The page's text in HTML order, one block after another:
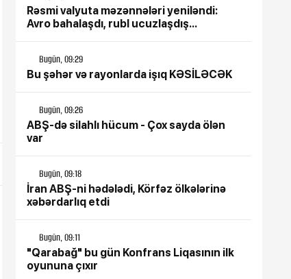
Rəsmi valyuta məzənnələri yeniləndi:
Avro bahalaşdı, rubl ucuzlaşdış...
Bugün, 09:29
Bu şəhər və rayonlarda işıq KƏSİLƏCƏK
Bugün, 09:26
ABŞ-də silahlı hücum - Çox sayda ölən
var
Bugün, 09:18
İran ABŞ-ni hədələdi, Körfəz ölkələrinə
xəbərdarlıq etdi
Bugün, 09:11
"Qarabağ" bu gün Konfrans Liqasının ilk
oyununa çıxır